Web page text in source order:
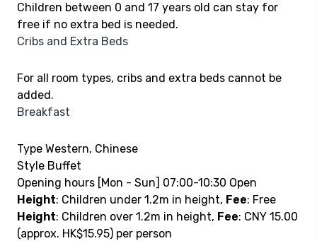
Children between 0 and 17 years old can stay for
free if no extra bed is needed.
Cribs and Extra Beds
For all room types, cribs and extra beds cannot be
added.
Breakfast
Type Western, Chinese
Style Buffet
Opening hours [Mon - Sun] 07:00-10:30 Open
Height: Children under 1.2m in height, Fee: Free
Height: Children over 1.2m in height, Fee: CNY 15.00
(approx. HK$15.95) per person